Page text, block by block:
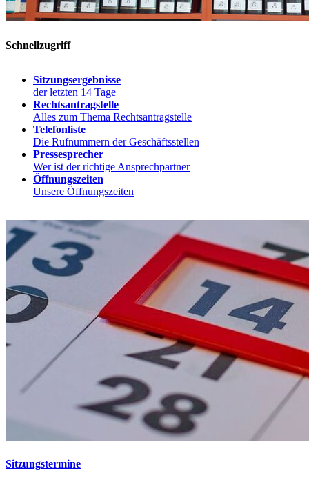
Schnellzugriff
Sitzungsergebnisse
der letzten 14 Tage
Rechtsantragstelle
Alles zum Thema Rechtsantragstelle
Telefonliste
Die Rufnummern der Geschäftsstellen
Pressesprecher
Wer ist der richtige Ansprechpartner
Öffnungszeiten
Unsere Öffnungszeiten
Sitzungstermine